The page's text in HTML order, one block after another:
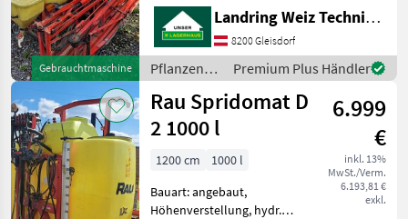
Gebrauchtmaschine
Feldspritzen
Landring Weiz Technikzentrum Süd
8200 Gleisdorf
Pflanzenschutz
/ Rau
Premium Plus Händler
Rau Spridomat D
2 1000 l
6.999
€
inkl. 13%
MwSt./Verm.
6.193,81 €
exkl.
1200 cm
1000 l
Bauart: angebaut,
Höhenverstellung, hydr.